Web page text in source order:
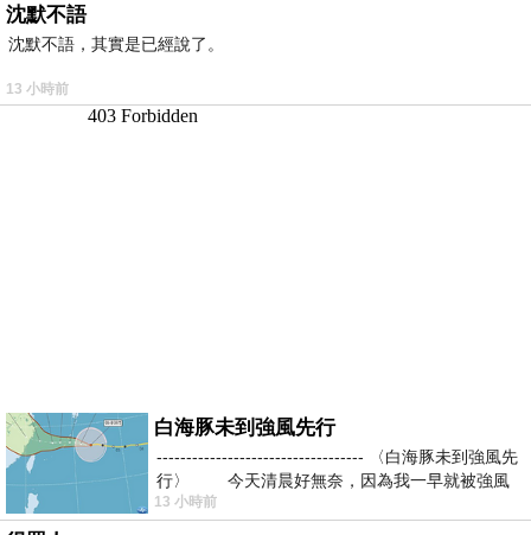
沈默不語
沈默不語，其實是已經說了。
13 小時前
白海豚未到強風先行
----------------------------------- 〈白海豚未到強風先
行〉 今天清晨好無奈，因為我一早就被強風
13 小時前